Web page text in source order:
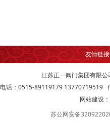
友情链
江苏正一阀门集团有限公
电话：0515-89119179 13770719519
网站建设：
苏公网安备